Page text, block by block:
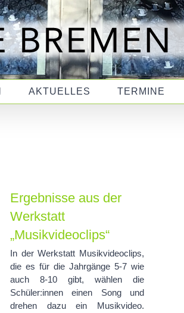
AKTUELLES TERMINE
Ergebnisse aus der
Werkstatt
„Musikvideoclips“
In der Werkstatt Musikvideoclips,
die es für die Jahrgänge 5-7 wie
auch 8-10 gibt, wählen die
Schüler:innen einen Song und
drehen dazu ein Musikvideo.